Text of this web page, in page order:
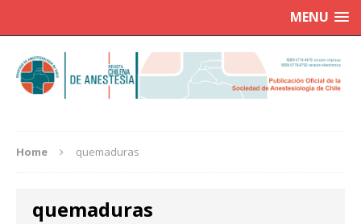
MENU
Home quemaduras
quemaduras